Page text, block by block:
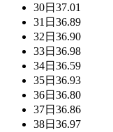
30日 37.01
31日 36.89
32日 36.90
33日 36.98
34日 36.59
35日 36.93
36日 36.80
37日 36.86
38日 36.97